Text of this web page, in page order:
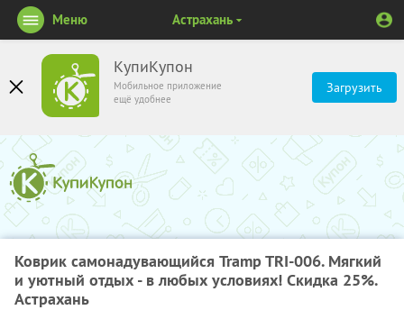
КупиКупон
Мобильное приложение
ещё удобнее
Загрузить
Меню Астрахань
Коврик самонадувающийся Tramp TRI-006. Мягкий
и уютный отдых - в любых условиях! Скидка 25%.
Астрахань